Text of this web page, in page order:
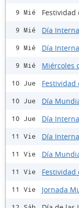
9 Mié Festividad
9 Mié Día
9 Mié Día
9 Mié Miércoles
10 Jue Festividad
10 Jue Día
10 Jue Día
11 Vie Día
11 Vie Día
11 Vie Festividad
11 Vie Jornada